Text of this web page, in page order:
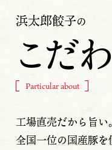
浜太郎餃子の
Particular about
こだ
工場直売だから旨い。
全国一位の国産豚を